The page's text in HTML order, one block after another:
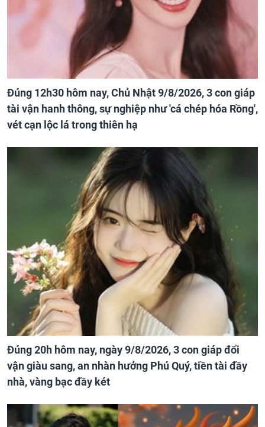
Đúng 12h30 hôm nay, Chủ Nhật 9/8/2026, 3 con giáp
tài vận hanh thông, sự nghiệp như 'cá chép hóa Rồng',
vét cạn lộc lá trong thiên hạ
Đúng 20h hôm nay, ngày 9/8/2026, 3 con giáp đổi
vận giàu sang, an nhàn hưởng Phú Quý, tiền tài đầy
nhà, vàng bạc đầy két